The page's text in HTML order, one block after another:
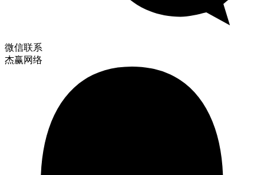
微信联系
杰赢网络